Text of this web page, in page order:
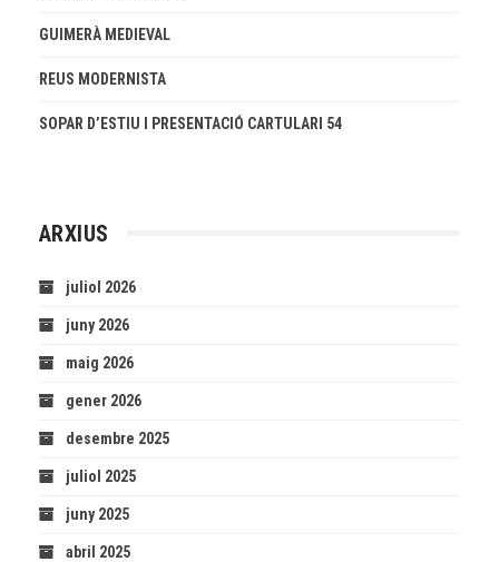
GUIMERÀ MEDIEVAL
REUS MODERNISTA
SOPAR D’ESTIU I PRESENTACIÓ CARTULARI 54
ARXIUS
juliol 2026
juny 2026
maig 2026
gener 2026
desembre 2025
juliol 2025
juny 2025
abril 2025